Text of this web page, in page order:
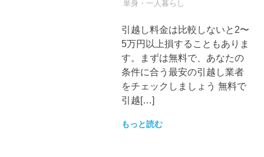
引越し業者
単身・一人暮らし
引越し料金は比較しないと2〜
5万円以上損することもありま
す。まずは無料で、あなたの
条件に合う最安の引越し業者
をチェックしましょう 無料で
引越[…]
もっと読む